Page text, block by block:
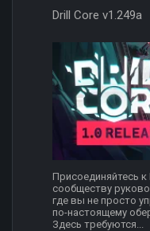
Drill Core v1.249a
Присоединяйтесь
сообществу
где вы не просто
по-настоящему
Здесь требуются...